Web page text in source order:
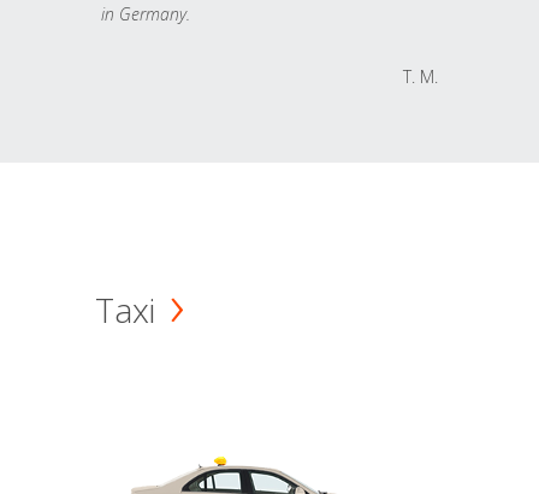
in Germany.
T. M.
Taxi